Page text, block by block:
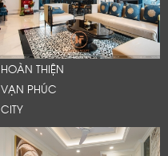
HOÀN THIỆN
VẠN PHÚC
CITY